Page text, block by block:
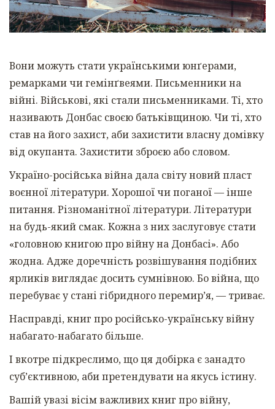
Вони можуть стати українськими юнґерами,
ремарками чи гемінґвеями. Письменники на
війні. Військові, які стали письменниками. Ті, хто
називають Донбас своєю батьківщиною. Чи ті, хто
став на його захист, аби захистити власну домівку
від окупанта. Захистити зброєю або словом.
Україно-російська війна дала світу новий пласт
воєнної літератури. Хорошої чи поганої — інше
питання. Різноманітної літератури. Літератури
на будь-який смак. Кожна з них заслуговує стати
«головною книгою про війну на Донбасі». Або
жодна. Адже доречність розвішування подібних
ярликів виглядає досить сумнівною. Бо війна, що
перебуває у стані гібридного перемир’я, — триває.
Насправді, книг про російсько-українську війну
набагато-набагато більше.
І вкотре підкреслимо, що ця добірка є занадто
суб’єктивною, аби претендувати на якусь істину.
Вашій увазі вісім важливих книг про війну,